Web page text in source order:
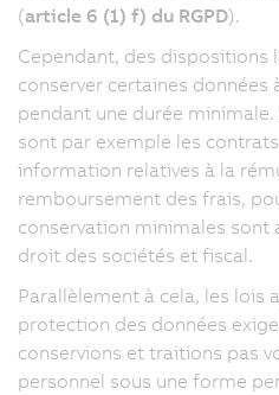
(article 6 (1) f) du RGPD).
Cependant, des dispositions
conserver certaines données
pendant une durée
sont par exemple les
information relatives à la
remboursement des frais,
conservation minimales sont
droit des sociétés et fiscal.
Parallèlement à cela, les lois
protection des données
conservions et traitions pas
personnel sous une forme